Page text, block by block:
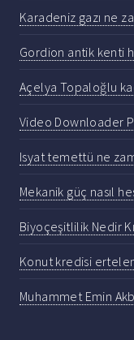
Karadeniz gazı ne
Gordion antik kenti
Açelya Topaloğlu
Video Downloader
Isyat temettü ne
Mekanik güç nasıl
Biyoçeşitlilik Nedir
Konut kredisi
Muhammet Emin